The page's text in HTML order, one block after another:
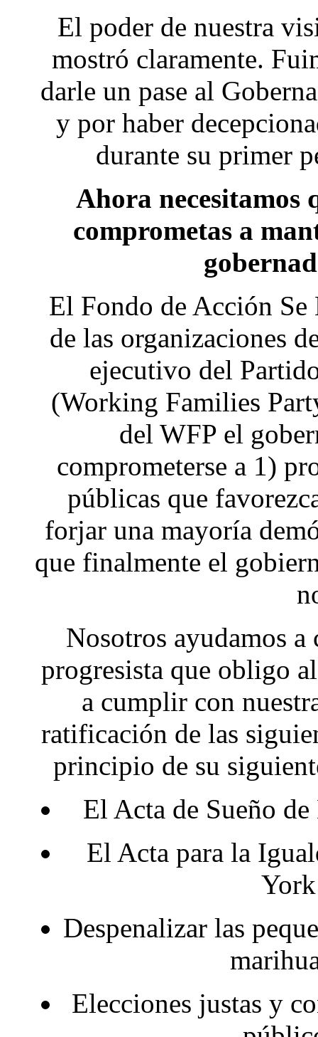
El poder de nuestra
mostró claramente.
darle un pase al
y por haber
durante su primer
Ahora necesitamos
comprometas a
El Fondo de Acción
de las organizaciones
ejecutivo del
(Working Families
del WFP el
comprometerse a 1)
públicas que
forjar una mayoría
que finalmente el
Nosotros ayudamos
progresista que obligo
a cumplir con
ratificación de las
principio de su
El Acta de Sueño
El Acta para la
York
Despenalizar las
Elecciones justas y